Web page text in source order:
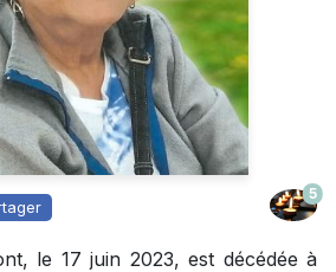
5
le 17 juin 2023, est décédée à